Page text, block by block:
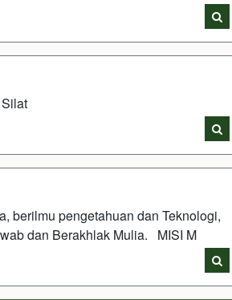
berilmu pengetahuan dan Teknologi,
dan Berakhlak Mulia. MISI M